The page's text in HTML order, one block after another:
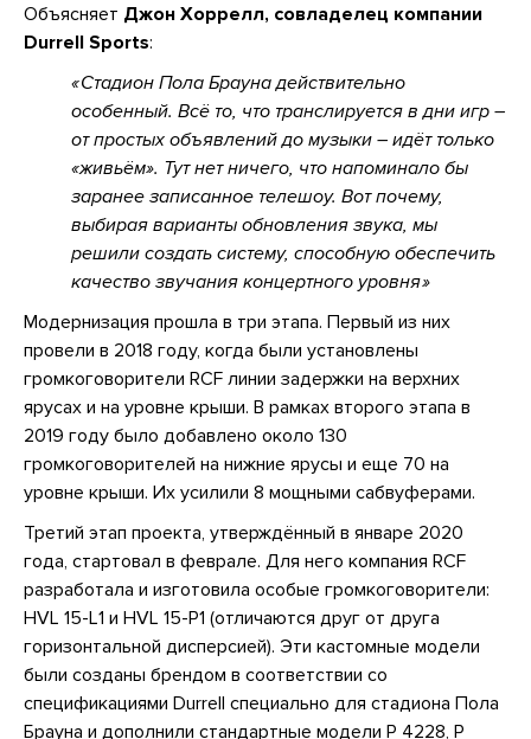
Объясняет Джон Хоррелл, совладелец компании
Durrell Sports:
Стадион Пола Брауна действительно
особенный. Всё то, что транслируется в дни игр –
от простых объявлений до музыки – идёт только
«живьём». Тут нет ничего, что напоминало бы
заранее записанное телешоу. Вот почему,
выбирая варианты обновления звука, мы
решили создать систему, способную обеспечить
качество звучания концертного уровня
Модернизация прошла в три этапа. Первый из них
провели в 2018 году, когда были установлены
громкоговорители RCF линии задержки на верхних
ярусах и на уровне крыши. В рамках второго этапа в
2019 году было добавлено около 130
громкоговорителей на нижние ярусы и еще 70 на
уровне крыши. Их усилили 8 мощными сабвуферами.
Третий этап проекта, утверждённый в январе 2020
года, стартовал в феврале. Для него компания RCF
разработала и изготовила особые громкоговорители:
HVL 15-L1 и HVL 15-P1 (отличаются друг от друга
горизонтальной дисперсией). Эти кастомные модели
были созданы брендом в соответствии со
спецификациями Durrell специально для стадиона Пола
Брауна и дополнили стандартные модели P 4228, P